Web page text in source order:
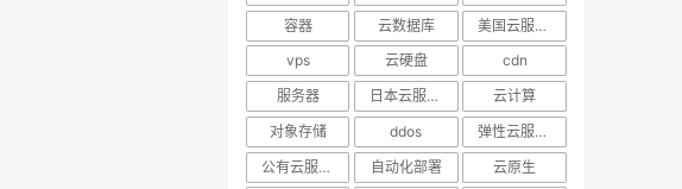
容器
云数据库
美国云服务器
vps
云硬盘
cdn
服务器
日本云服务器
云计算
对象存储
ddos
弹性云服务器
公有云服务器
自动化部署
云原生